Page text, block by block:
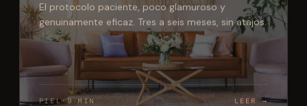
El protocolo paciente, poco glamuroso y
genuinamente eficaz. Tres a seis meses, sin atajos.
PIEL·9 MIN LEER →